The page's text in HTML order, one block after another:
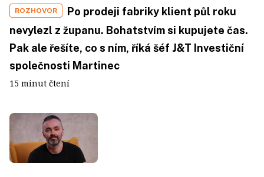
ROZHOVOR
Po prodeji fabriky klient půl roku
nevylezl z županu. Bohatstvím si kupujete čas.
Pak ale řešíte, co s ním, říká šéf J&T Investiční
společnosti Martinec
15 minut čtení